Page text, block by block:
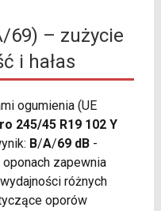
– zużycie
i hałas
ogumienia (UE
245/45 R19 102 Y
B/A/69 dB-
zapewnia
różnych
oporów